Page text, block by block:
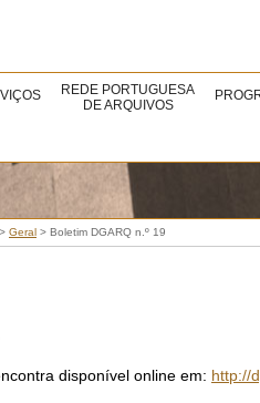
REDE PORTUGUESA
DE ARQUIVOS
> Geral > Boletim DGARQ n.º 19
disponível online em: http://